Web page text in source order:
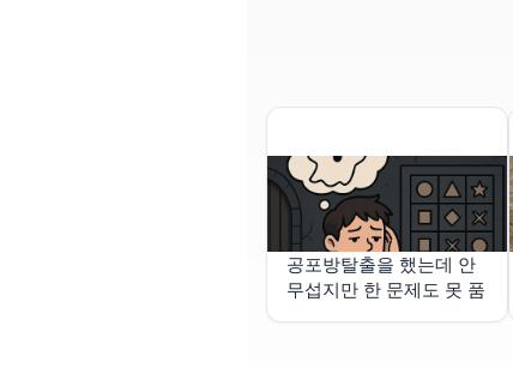
공포방탈출을 했는데 안
무섭지만 한 문제도 못 품